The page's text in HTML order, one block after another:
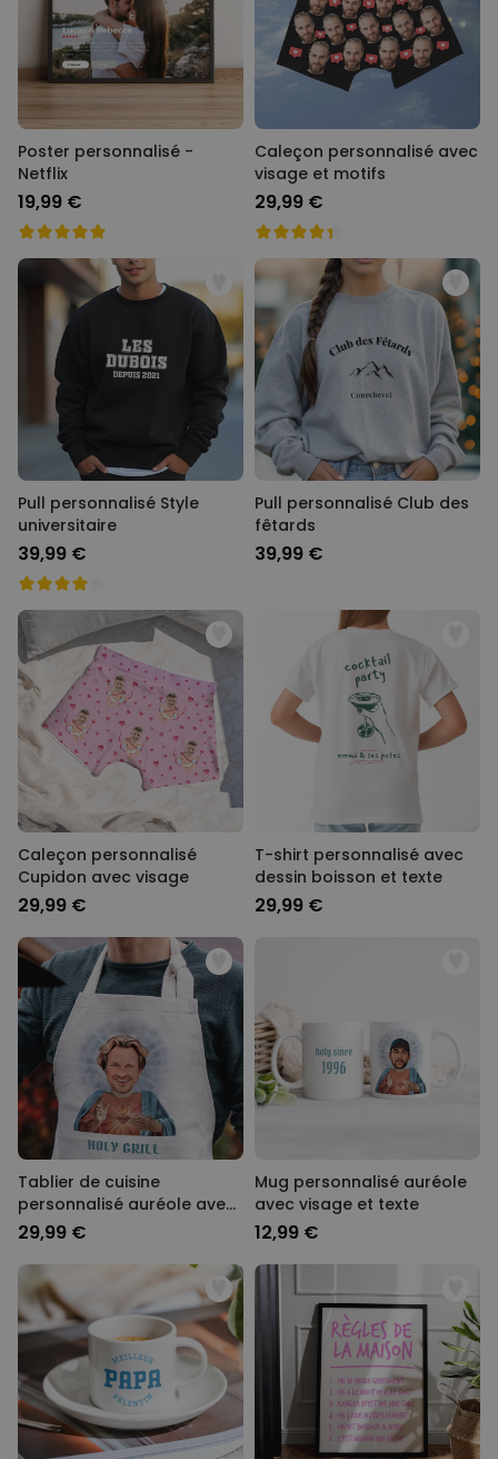
Poster personnalisé -
Netflix
19,99 €
Caleçon personnalisé avec
visage et motifs
29,99 €
Pull personnalisé Style
universitaire
39,99 €
Pull personnalisé Club des
fêtards
39,99 €
Caleçon personnalisé
Cupidon avec visage
29,99 €
T-shirt personnalisé avec
dessin boisson et texte
29,99 €
Tablier de cuisine
personnalisé auréole avec
visage et texte
29,99 €
Mug personnalisé auréole
avec visage et texte
12,99 €